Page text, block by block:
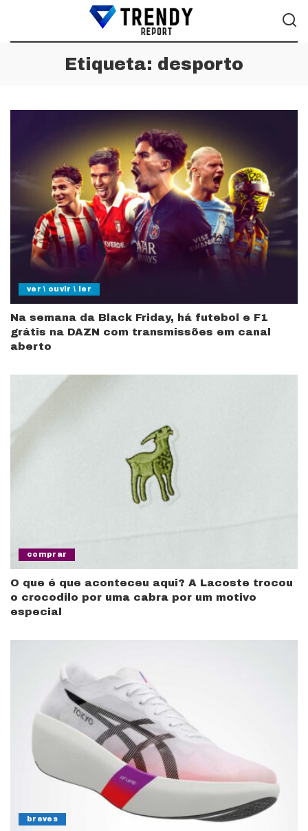
Etiqueta: desporto
ver \ ouvir \ ler
Na semana da Black Friday, há futebol e F1
grátis na DAZN com transmissões em canal
aberto
comprar
O que é que aconteceu aqui? A Lacoste trocou
o crocodilo por uma cabra por um motivo
especial
breves